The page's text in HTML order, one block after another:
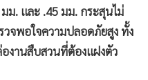
ม. และ .45 มม. กระสุนไม่
วจพอใจความปลอดภัยสูง ทั้ง
งานสืบสวนที่ต้องแฝงตัว